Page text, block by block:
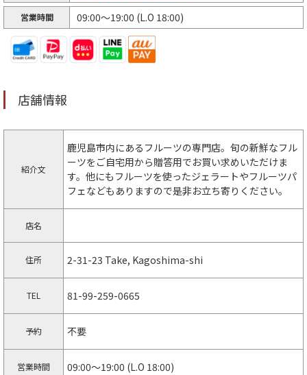
営業時間 09:00～19:00 (L.O 18:00)
店舗情報
紹介文
鹿児島市内にあるフルーツの専門店。旬の新鮮なフル
ーツをご自宅用から贈答用でお買い求めいただけま
す。他にもフルーツを使ったジェラートやフルーツパ
フェなどもありますので是非お立ち寄りください。
店名
住所 2-31-23 Take, Kagoshima-shi
TEL 81-99-259-0665
予約 不要
営業時間 09:00～19:00 (L.O 18:00)